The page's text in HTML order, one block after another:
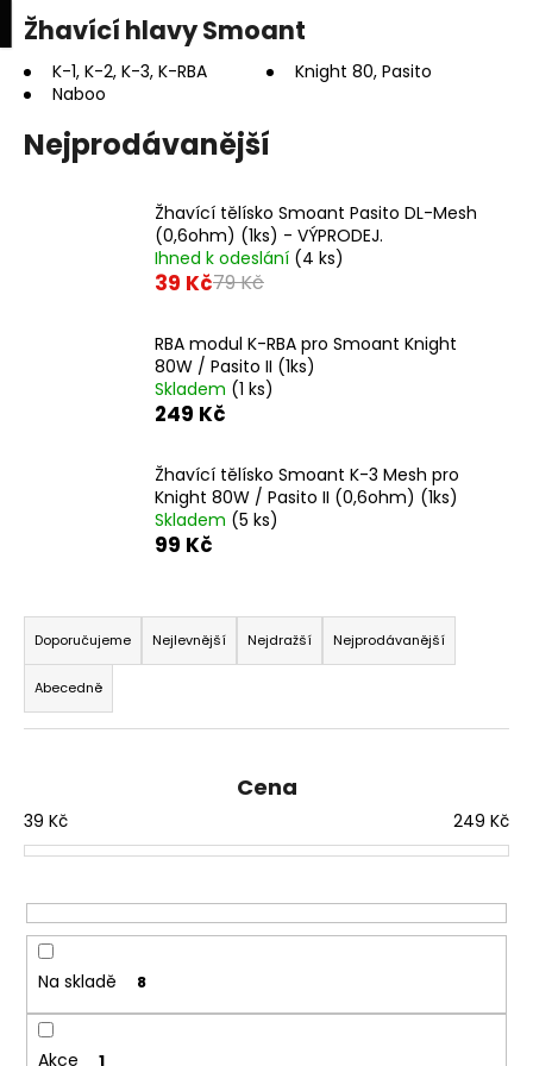
Přejít
na
obsah
Žhavící hlavy Smoant
K-1, K-2, K-3, K-RBA
Knight 80, Pasito
Naboo
Nejprodávanější
Žhavící tělísko Smoant Pasito DL-Mesh
(0,6ohm) (1ks) - VÝPRODEJ.
Ihned k odeslání (4 ks)
39 Kč79 Kč
RBA modul K-RBA pro Smoant Knight
80W / Pasito II (1ks)
Skladem (1 ks)
249 Kč
Žhavící tělísko Smoant K-3 Mesh pro
Knight 80W / Pasito II (0,6ohm) (1ks)
Skladem (5 ks)
99 Kč
Ř
a
z
e
n
r
o
u
k
ů
Doporučujeme Nejlevnější Nejdražší Nejprodávanější
Abecedně
Cena
39 Kč 249 Kč
Na skladě 8
Akce 1
o Zpět
Zpět
C
o
í
t
?
D
o
p
o
r
u